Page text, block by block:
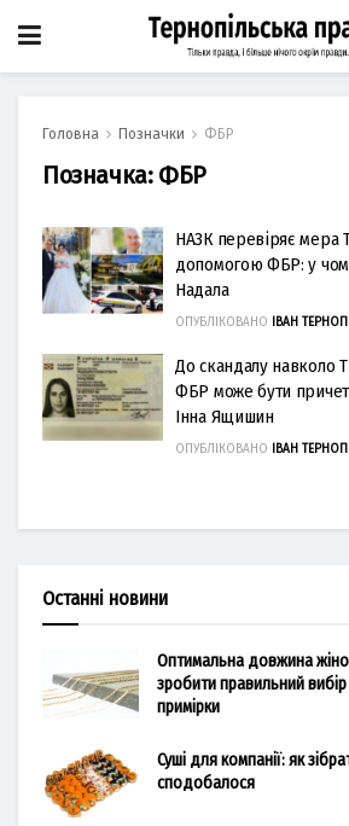
Головна Позначки ФБР
Позначка: ФБР
НАЗК перевіряє мера
допомогою ФБР: у
Надала
ОПУБЛІКОВАНО ІВАН
До скандалу навколо
ФБР може бути
Інна Ящишин
ОПУБЛІКОВАНО ІВАН
Останні новини
Оптимальна довжина
зробити правильний
примірки
Суші для компанії: як
сподобалося